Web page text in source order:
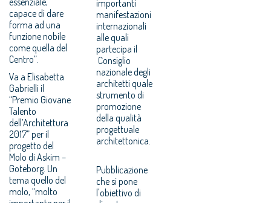
capace di dare
forma ad una
funzione nobile
come quella del
Centro”.
Va a Elisabetta
Gabrielli il
“Premio Giovane
Talento
dell’Architettura
2017” per il
progetto del
Molo di Askim –
Goteborg. Un
tema quello del
molo, “molto
importanti
manifestazioni
internazionali
alle quali
partecipa il
Consiglio
nazionale degli
architetti quale
strumento di
promozione
della qualità
progettuale
architettonica.
Pubblicazione
che si pone
l'obiettivo di